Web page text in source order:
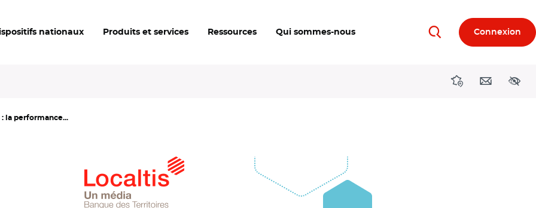
nationaux Produits et services Ressources Qui sommes-nous RechercherConnexion
DirectionsContact
la performance...